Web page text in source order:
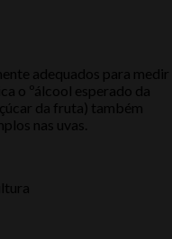
adequados para medir
o ºálcool esperado da
da fruta) também
nas uvas.